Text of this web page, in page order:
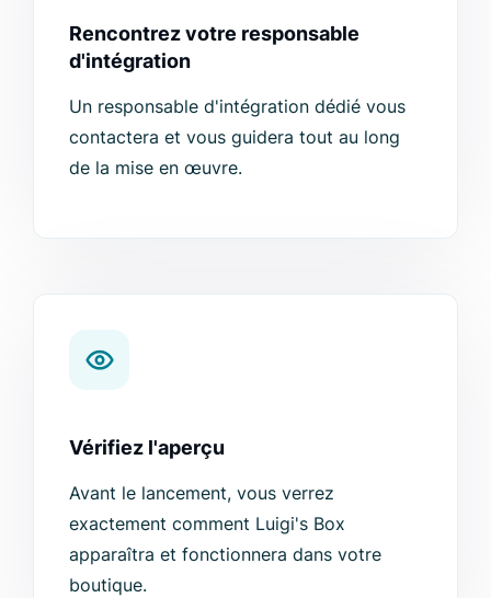
Rencontrez votre responsable
d'intégration
Un responsable d'intégration dédié vous
contactera et vous guidera tout au long
de la mise en œuvre.
Vérifiez l'aperçu
Avant le lancement, vous verrez
exactement comment Luigi's Box
apparaîtra et fonctionnera dans votre
boutique.